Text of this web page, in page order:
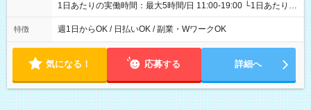
1日あたりの実働時間：最大5時間/日 11:00-19:00 └1日あたりの
実働時間：1-5時間 └上記の時間帯内であれば、いつでも勤務可
能！ └平日・土曜日の中で、お好きな曜日でご勤務いただけま
18:00 などのように、自由な働き方が可能なお仕事です！
特徴 週1日からOK / 日払いOK / 副業・WワークOK
気になる！ 応募する 詳細へ